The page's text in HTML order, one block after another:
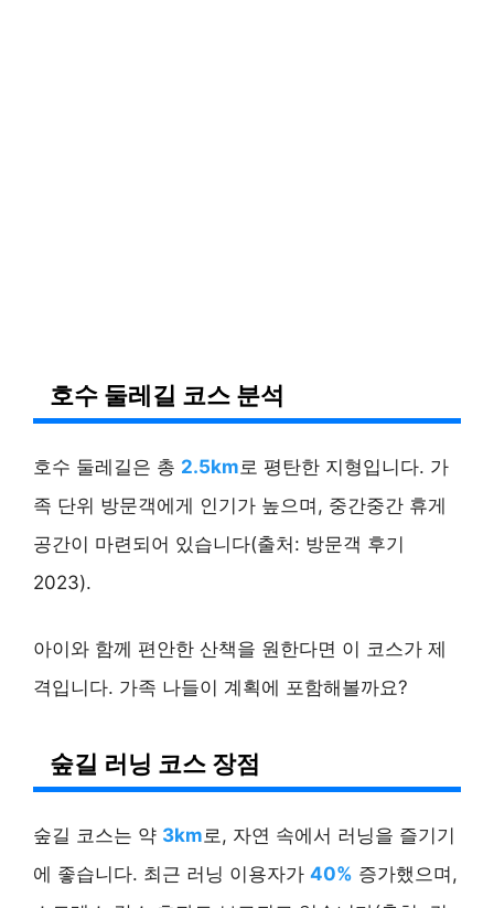
호수 둘레길 코스 분석
호수 둘레길은 총 2.5km 로 평탄한 지형입니다. 가
족 단위 방문객에게 인기가 높으며, 중간중간 휴게
공간이 마련되어 있습니다(출처: 방문객 후기
2023).
아이와 함께 편안한 산책을 원한다면 이 코스가 제
격입니다. 가족 나들이 계획에 포함해볼까요?
숲길 러닝 코스 장점
숲길 코스는 약 3km로, 자연 속에서 러닝을 즐기기
에 좋습니다. 최근 러닝 이용자가 40% 증가했으며,